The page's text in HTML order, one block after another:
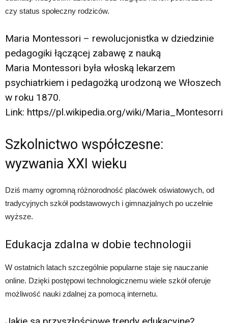
czy status społeczny rodziców.
Maria Montessori – rewolucjonistka w dziedzinie
pedagogiki łączącej zabawę z nauką
Maria Montessori była włoską lekarzem
psychiatrkiem i pedagożką urodzoną we Włoszech
w roku 1870.
Link: https//pl.wikipedia.org/wiki/Maria_Montesorri
Szkolnictwo współczesne:
wyzwania XXI wieku
Dziś mamy ogromną różnorodność placówek oświatowych, od
tradycyjnych szkół podstawowych i gimnazjalnych po uczelnie
wyższe.
Edukacja zdalna w dobie technologii
W ostatnich latach szczególnie popularne staje się nauczanie
online. Dzięki postępowi technologicznemu wiele szkół oferuje
możliwość nauki zdalnej za pomocą internetu.